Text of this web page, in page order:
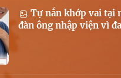
Tự nắn khớp vai tại
đàn ông nhập viện vì